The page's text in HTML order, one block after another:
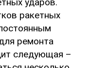
ракетных
ремонта
следующая –